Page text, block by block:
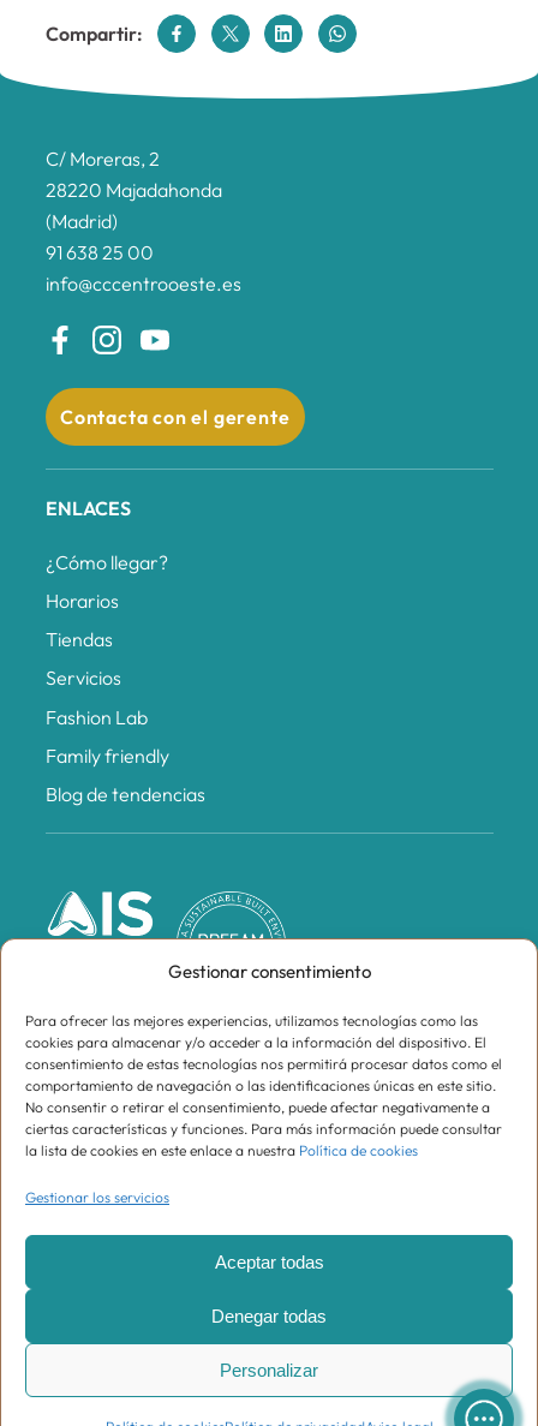
Gestionar consentimiento
Para ofrecer las mejores experiencias, utilizamos tecnologías como las
cookies para almacenar y/o acceder a la información del dispositivo. El
consentimiento de estas tecnologías nos permitirá procesar datos como el
comportamiento de navegación o las identificaciones únicas en este sitio.
No consentir o retirar el consentimiento, puede afectar negativamente a
ciertas características y funciones. Para más información puede consultar
la lista de cookies en este enlace a nuestra Política de cookies
Gestionar los servicios
Aceptar todas
Denegar todas
Personalizar
Compartir:
C/ Moreras, 2
28220 Majadahonda
(Madrid)
91 638 25 00
info@cccentrooeste.es
Contacta con el gerente
ENLACES
¿Cómo llegar?
Horarios
Tiendas
Servicios
Fashion Lab
Family friendly
Blog de tendencias
Supracomunidad de Propietarios Centro Oeste,